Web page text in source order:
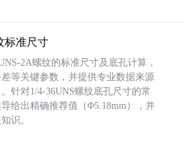
标准尺寸
2A螺纹的标准尺寸及底孔计算，
等关键参数，并提供专业数据来源
。针对1/4-36UNS螺纹底孔尺寸的常
给出精确推荐值（Φ5.18mm），并
识。